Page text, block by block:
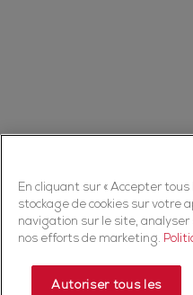
En cliquant sur « Accepter tous
stockage de cookies sur votre
navigation sur le site,
nos efforts de marketing.
Autoriser tous les